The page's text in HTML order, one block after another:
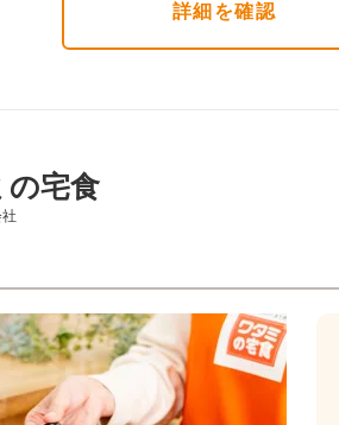
詳細 を確認
の宅食